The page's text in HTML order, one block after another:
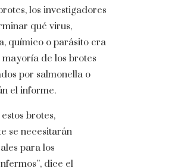
los investigadores
qué virus,
químico o parásito era
de los brotes
​​por salmonella o
el informe.
brotes,
se necesitarán
para los
dice el